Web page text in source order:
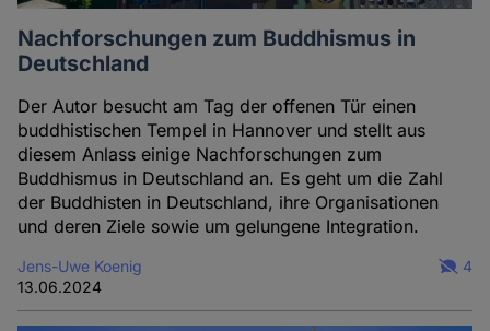
Nachforschungen zum Buddhismus in
Deutschland
Der Autor besucht am Tag der offenen Tür einen
buddhistischen Tempel in Hannover und stellt aus
diesem Anlass einige Nachforschungen zum
Buddhismus in Deutschland an. Es geht um die Zahl
der Buddhisten in Deutschland, ihre Organisationen
und deren Ziele sowie um gelungene Integration.
Jens-Uwe Koenig
13.06.2024
4